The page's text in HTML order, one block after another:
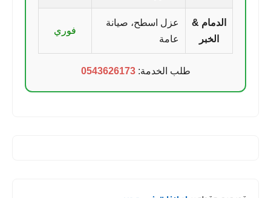
الدمام &
الخبر
عزل اسطح، صيانة
عامة
فوري
طلب الخدمة:0543626173